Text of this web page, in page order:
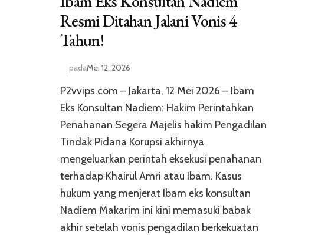
Resmi Ditahan Jalani Vonis 4
Tahun!
padaMei 12, 2026
P2vvips.com – Jakarta, 12 Mei 2026 – Ibam
Eks Konsultan Nadiem: Hakim Perintahkan
Penahanan Segera Majelis hakim Pengadilan
Tindak Pidana Korupsi akhirnya
mengeluarkan perintah eksekusi penahanan
terhadap Khairul Amri atau Ibam. Kasus
hukum yang menjerat Ibam eks konsultan
Nadiem Makarim ini kini memasuki babak
akhir setelah vonis pengadilan berkekuatan